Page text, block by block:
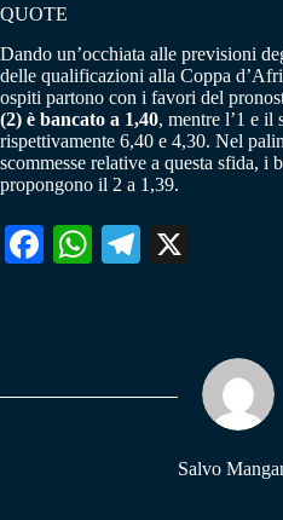
QUOTE
Dando un’occhiata alle previsioni
delle qualificazioni alla Coppa
ospiti partono con i favori del
(2) è bancato a 1,40, mentre l’1 e il
rispettivamente 6,40 e 4,30. Nel
scommesse relative a questa sfida, i
propongono il 2 a 1,39.
Fa W
pp
Te
m
Salvo